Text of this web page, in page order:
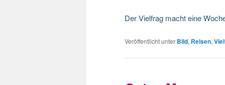
Der Vielfrag macht eine
Veröffentlicht unter Bild, Reisen,